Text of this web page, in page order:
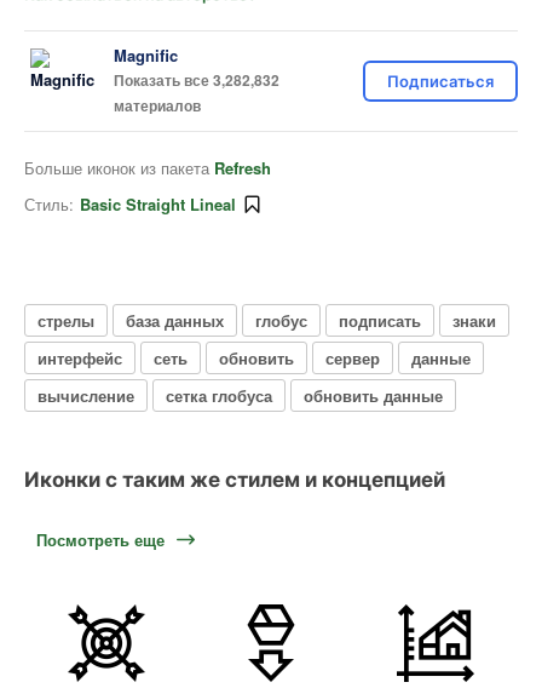
Magnific
Показать все 3,282,832
материалов
Подписаться
Больше иконок из пакета Refresh
Стиль: Basic Straight Lineal
стрелы база данных глобус подписать
знаки
интерфейс
сеть обновить сервер
данные
вычисление
сетка глобуса обновить данные
Иконки с таким же стилем и концепцией
Посмотреть еще